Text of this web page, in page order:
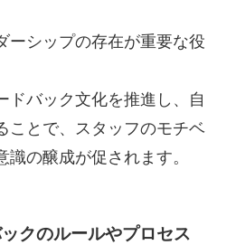
ーシップの存在が重要な役
ドバック文化を推進し、自
ことで、スタッフのモチベ
の醸成が促されます。
クのルールやプロセス